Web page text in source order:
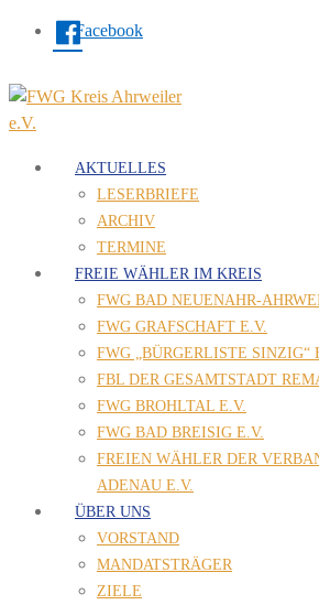
Facebook
AKTUELLES
LESERBRIEFE
ARCHIV
TERMINE
FREIE WÄHLER IM KREIS
FWG BAD NEUENAHR-
FWG GRAFSCHAFT E.V.
FWG „BÜRGERLISTE SINZIG“
FBL DER GESAMTSTADT
FWG BROHLTAL E.V.
FWG BAD BREISIG E.V.
FREIEN WÄHLER DER
ADENAU E.V.
ÜBER UNS
VORSTAND
MANDATSTRÄGER
ZIELE